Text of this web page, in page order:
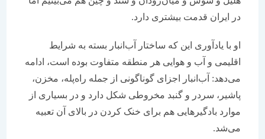
در ایران قدمت بیشتری دارد.
او با یادآوری این که ساختار آب‌انبار بسته به شرایط
اقلیمی و آب و هوایی هر منطقه متفاوت بوده است، ادامه
می‌دهد: آب‌انبار اجزای گوناگونی از جمله راه‌پله، مخزن،
پاشیر، سردر و گنبد مخروطی شکل دارد و در بسیاری از
موارد بادگیرهایی هم برای خنک کردن در بالای آن تعبیه
می‌شد.